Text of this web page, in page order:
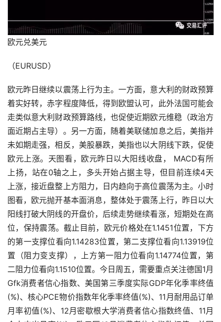
欧元兑美元
（EURUSD）
欧元昨日继续以震荡上行为主。一方面，意大利的财政预算
着实好转，赤字程度降低，得到欧盟认可，此外法国可能会
走类似意大利财政预算路线，也促使近期欧元维稳（政治方
面近期占主导）。另一方面，随着美联储加息之后，美指并
未如期走强，相反，美股暴跌，美指也以大阴线下跌，促使
欧元上涨。天图看，欧元昨日以大阳线收盘， MACD有所
上扬，站在0轴之上，多头开始占据主导，但目前连续4天
上涨，接近盘整上方阻力，日内趋向于高位震荡为主。小时
图看，欧元抛开基本面消息，整体处于震荡上行，昨日以大
阳线打破大阴线的开盘价，后续走势继续看涨，短期处在高
位，保持震荡。截止目前，欧元价格处在1.1451位置，下方
的第一支撑位看向1.14283位置，第二支撑位看向1.13919位
置（阻力变支撑），上方第一阻力位看向1.14774位置，第
二阻力位看向1.1510位置。今日周五，需要重点关注德国1月
Gfk消费者信心指数、美国第三季度实际GDP年化季率终值
(%)、核心PCE物价指数年化季率终值(%)、11月耐用品订单
月率初值(%)、12月密歇根大学消费者信心指数终值、11月